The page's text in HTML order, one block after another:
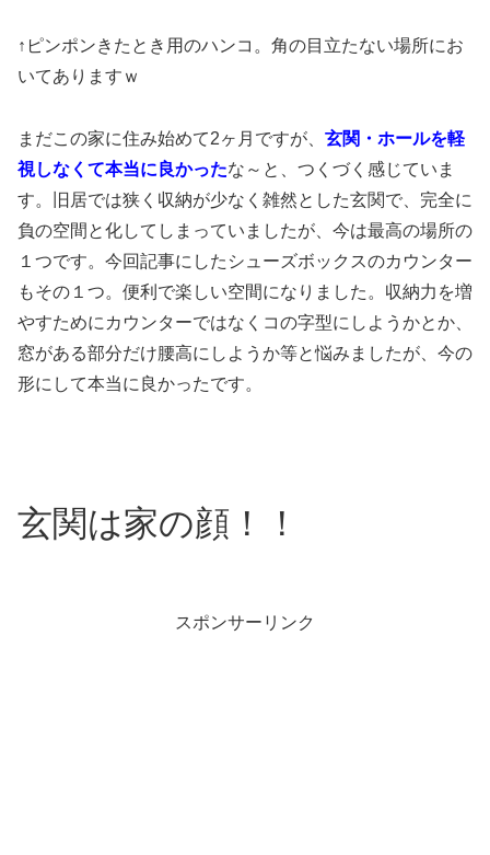
↑ピンポンきたとき用のハンコ。角の目立たない場所にお
いてありますｗ
まだこの家に住み始めて2ヶ月ですが、 玄関・ホールを軽
視しなくて本当に良かったな～と、つくづく感じていま
す。旧居では狭く収納が少なく雑然とした玄関で、完全に
負の空間と化してしまっていましたが、今は最高の場所の
１つです。今回記事にしたシューズボックスのカウンター
もその１つ。便利で楽しい空間になりました。収納力を増
やすためにカウンターではなくコの字型にしようかとか、
窓がある部分だけ腰高にしようか等と悩みましたが、今の
形にして本当に良かったです。
玄関は家の顔！！
スポンサーリンク